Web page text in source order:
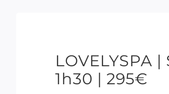
LOVELYSPA
1h30 | 295€